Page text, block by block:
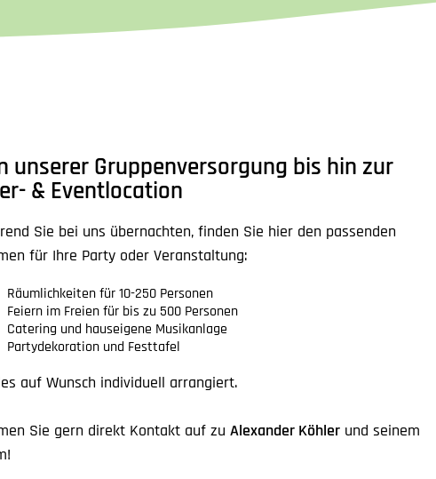
unserer Gruppenversorgung bis hin zur
& Eventlocation
Sie bei uns übernachten, finden Sie hier den passenden
für Ihre Party oder Veranstaltung:
Räumlichkeiten für 10-250 Personen
Feiern im Freien für bis zu 500 Personen
Catering und hauseigene Musikanlage
Partydekoration und Festtafel
auf Wunsch individuell arrangiert.
Sie gern direkt Kontakt auf zuAlexander Köhler und seinem